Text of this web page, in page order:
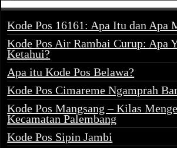
Kode Pos 16161: Apa Itu dan Apa
Kode Pos Air Rambai Curup: Apa
Ketahui?
Apa itu Kode Pos Belawa?
Kode Pos Cimareme Ngamprah
Kode Pos Mangsang – Kilas
Kecamatan Palembang
Kode Pos Sipin Jambi